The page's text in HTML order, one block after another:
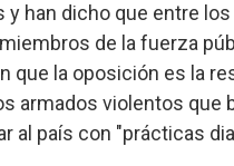
y han dicho que entre
de la fuerza
que la oposición es la
armados violentos que
al país con "prácticas